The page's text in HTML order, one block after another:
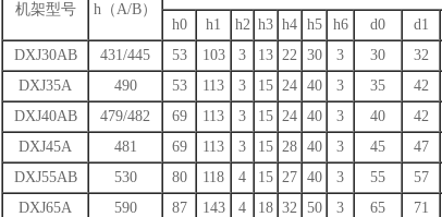
机架型号 h（A/B）
h0 h1 h2 h3 h4 h5 h6 d0 d1
DXJ30AB
431/445 53 103 3 13 22 30 3 30 32
DXJ35A
490 53 113 3 15 24 40 3 35 42
DXJ40AB
479/482 69 113 3 15 24 40 3 40 42
DXJ45A
481 69 113 3 15 28 40 3 45 47
DXJ55AB
530 80 118 4 15 27 40 3 55 57
DXJ65A
590 87 143 4 18 32 50 3 65 71